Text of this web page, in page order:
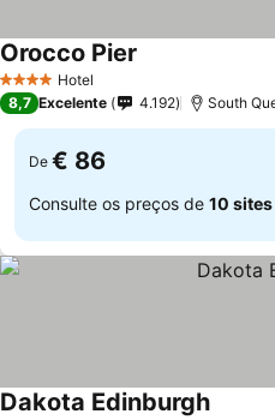
4 EstrelasHotel
Orocco Pier
8,7 Excelente 4.192 South
De € 86
Consulte os preços de 10 sites
Dakota Edinburgh